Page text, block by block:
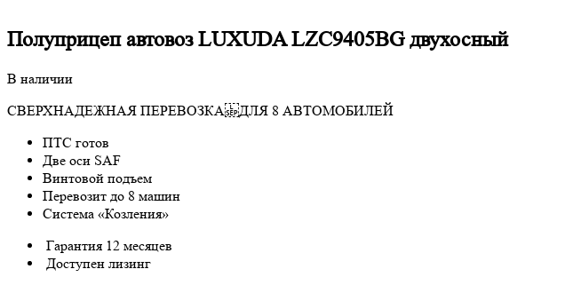
Полуприцеп автовоз LUXUDA LZC9405BG двухосный
В наличии
СВЕРХНАДЕЖНАЯ ПЕРЕВОЗКА ДЛЯ 8 АВТОМОБИЛЕЙ
ПТС готов
Две оси SAF
Винтовой подъем
Перевозит до 8 машин
Система «Козления»
Гарантия 12 месяцев
Доступен лизинг